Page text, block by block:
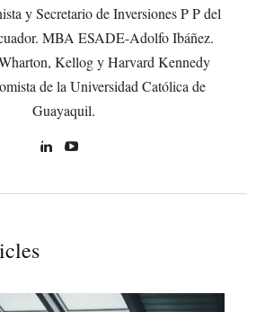
y Secretario de Inversiones P P del
MBA ESADE-Adolfo Ibáñez.
Kellog y Harvard Kennedy
de la Universidad Católica de
Guayaquil.